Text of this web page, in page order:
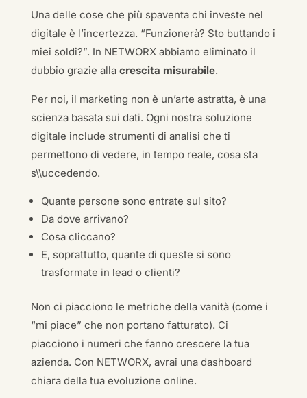
Una delle cose che più spaventa chi investe nel
digitale è l’incertezza. “Funzionerà? Sto buttando i
miei soldi?”. In NETWORX abbiamo eliminato il
dubbio grazie alla crescita misurabile.
Per noi, il marketing non è un’arte astratta, è una
scienza basata sui dati. Ogni nostra soluzione
digitale include strumenti di analisi che ti
permettono di vedere, in tempo reale, cosa sta
s\\uccedendo.
Quante persone sono entrate sul sito?
Da dove arrivano?
Cosa cliccano?
E, soprattutto, quante di queste si sono
trasformate in lead o clienti?
Non ci piacciono le metriche della vanità (come i
“mi piace” che non portano fatturato). Ci
piacciono i numeri che fanno crescere la tua
azienda. Con NETWORX, avrai una dashboard
chiara della tua evoluzione online.